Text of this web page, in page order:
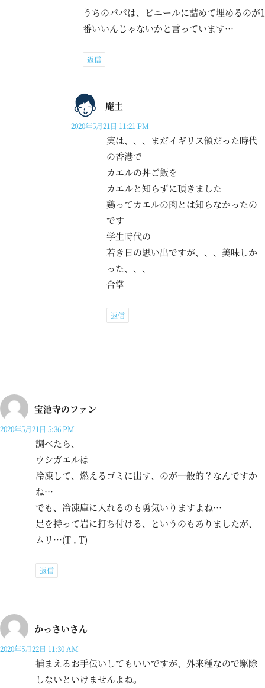
うちのパパは、ビニールに詰めて埋めるのが1
番いいんじゃないかと言っています…
返信
庵主
2020年5月21日 11:21 PM
実は、、、まだイギリス領だった時代
の香港で
カエルの丼ご飯を
カエルと知らずに頂きました
鶏ってカエルの肉とは知らなかったの
です
学生時代の
若き日の思い出ですが、、、美味しか
った、、、
合掌
返信
宝池寺のファン
2020年5月21日 5:36 PM
調べたら、
ウシガエルは
冷凍して、燃えるゴミに出す、のが一般的？なんですか
ね…
でも、冷凍庫に入れるのも勇気いりますよね…
足を持って岩に打ち付ける、というのもありましたが、
ムリ…(T . T)
返信
かっさいさん
2020年5月22日 11:30 AM
捕まえるお手伝いしてもいいですが、外来種なので駆除
しないといけませんよね。